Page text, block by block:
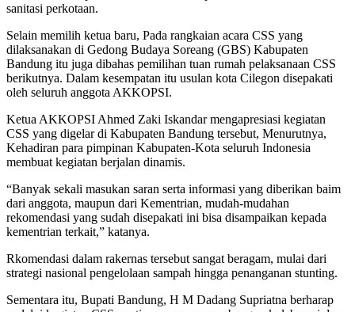
sanitasi perkotaan.
Selain memilih ketua baru, Pada rangkaian acara CSS yang
dilaksanakan di Gedong Budaya Soreang (GBS) Kabupaten
Bandung itu juga dibahas pemilihan tuan rumah pelaksanaan CSS
berikutnya. Dalam kesempatan itu usulan kota Cilegon disepakati
oleh seluruh anggota AKKOPSI.
Ketua AKKOPSI Ahmed Zaki Iskandar mengapresiasi kegiatan
CSS yang digelar di Kabupaten Bandung tersebut, Menurutnya,
Kehadiran para pimpinan Kabupaten-Kota seluruh Indonesia
membuat kegiatan berjalan dinamis.
“Banyak sekali masukan saran serta informasi yang diberikan baim
dari anggota, maupun dari Kementrian, mudah-mudahan
rekomendasi yang sudah disepakati ini bisa disampaikan kepada
kementrian terkait,” katanya.
Rkomendasi dalam rakernas tersebut sangat beragam, mulai dari
strategi nasional pengelolaan sampah hingga penanganan stunting.
Sementara itu, Bupati Bandung, H M Dadang Supriatna berharap